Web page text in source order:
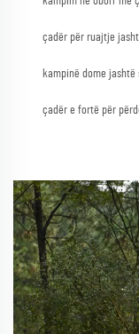
çadër për ruajtje
kampinë dome jashtë
çadër e fortë për